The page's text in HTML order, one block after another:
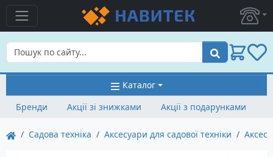
Пошук
Каталог
Бренди
Акції зі знижками Акції з подарунками
Садова техніка Аксесуари для садової техніки